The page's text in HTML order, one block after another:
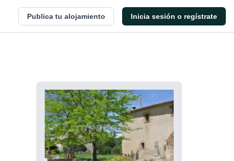
Publica tu alojamiento Inicia sesión o regístrate